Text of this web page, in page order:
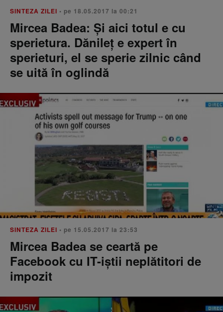
SINTEZA ZILEI • pe 18.05.2017 la 00:21
Mircea Badea: Şi aici totul e cu
sperietura. Dănileţ e expert în
sperieturi, el se sperie zilnic când
se uită în oglindă
SINTEZA ZILEI • pe 15.05.2017 la 23:53
Mircea Badea se ceartă pe
Facebook cu IT-iştii neplătitori de
impozit